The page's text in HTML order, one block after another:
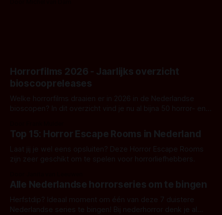
Horrorfilms 2026 - Jaarlijks overzicht
bioscoopreleases
Welke horrorfilms draaien er in 2026 in de Nederlandse
bioscopen? In dit overzicht vind je nu al bijna 50 horror- en
Top 15: Horror Escape Rooms in Nederland
Laat jij je wel eens opsluiten? Deze Horror Escape Rooms
zijn zeer geschikt om te spelen voor horrorliefhebbers.
Alle Nederlandse horrorseries om te bingen
Herfstdip? Ideaal moment om één van deze 7 duistere
Nederlandse series te bingen! Bij nederhorror denk je al